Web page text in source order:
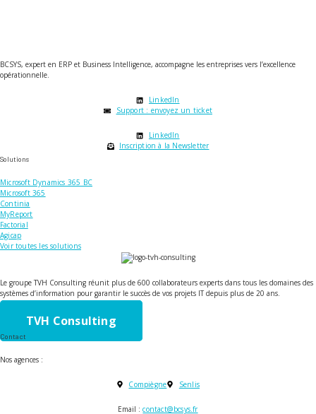
BCSYS, expert en ERP et Business Intelligence, accompagne les entreprises vers l’excellence
opérationnelle.
LinkedIn
Support : envoyez un ticket
LinkedIn
Inscription à la Newsletter
Solutions
Microsoft Dynamics 365 BC
Microsoft 365
Continia
MyReport
Factorial
Agicap
Voir toutes les solutions
Le groupe TVH Consulting réunit plus de 600 collaborateurs experts dans tous les domaines des
systèmes d’information pour garantir le succès de vos projets IT depuis plus de 20 ans.
TVH Consulting
Contact
Nos agences :
Compiègne Senlis
Email :contact@bcsys.fr